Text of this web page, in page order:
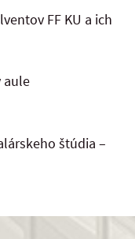
FF KU a ich
aule
štúdia –